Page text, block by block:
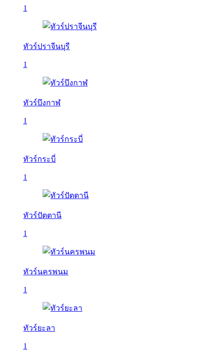
1
ทัวร์ปราจีนบุรี
1
ทัวร์บึงกาฬ
1
ทัวร์กระบี่
1
ทัวร์ปัตตานี
1
ทัวร์นครพนม
1
ทัวร์ยะลา
1